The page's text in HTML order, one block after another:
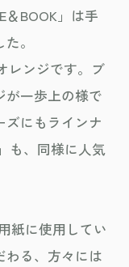
＆BOOK」は手
。
レンジです。ブ
が一歩上の様で
ズにもラインナ
も、同様に人気
紙に使用してい
わる、方々には